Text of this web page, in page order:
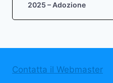
2025 – Adozione
Contatta il Webmaster